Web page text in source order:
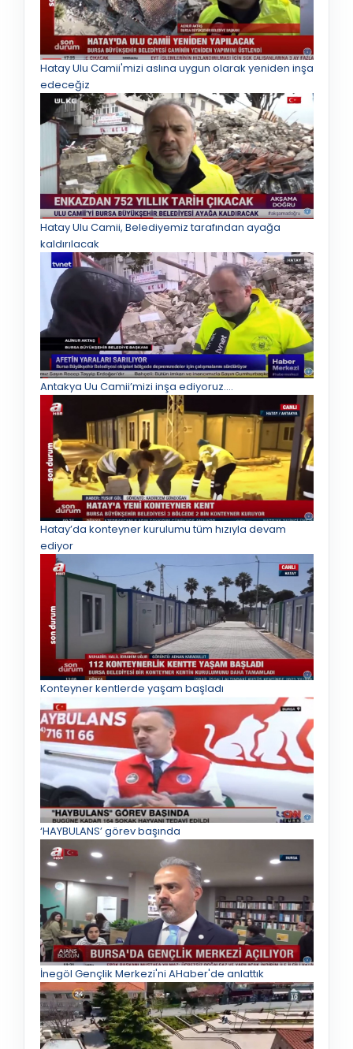
Hatay Ulu Camii'mizi aslına uygun olarak yeniden inşa
edeceğiz
Hatay Ulu Camii, Belediyemiz tarafından ayağa
kaldırılacak
Antakya Uu Camii’mizi inşa ediyoruz.…
Hatay’da konteyner kurulumu tüm hızıyla devam
ediyor
Konteyner kentlerde yaşam başladı
‘HAYBULANS’ görev başında
İnegöl Gençlik Merkezi'ni AHaber'de anlattık